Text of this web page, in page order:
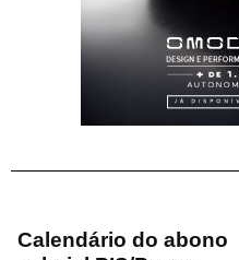
Calendário do abono